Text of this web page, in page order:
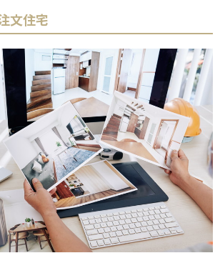
文住宅